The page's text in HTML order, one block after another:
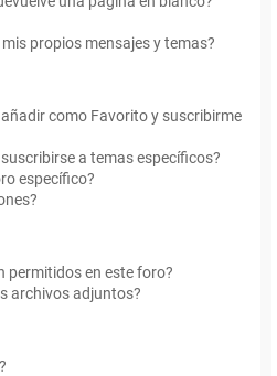
propios mensajes y temas?
como Favorito y suscribirme
a temas específicos?
específico?
permitidos en este foro?
archivos adjuntos?